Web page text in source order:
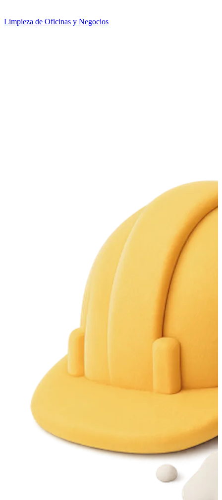
Limpieza de Oficinas y Negocios